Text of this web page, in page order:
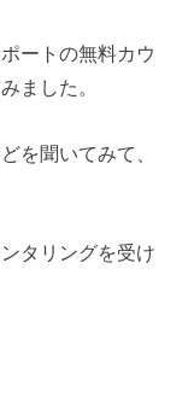
ートの無料カウ
ました。
を聞いてみて、
タリングを受け